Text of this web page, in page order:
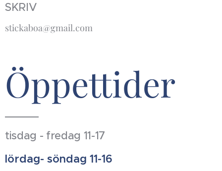
SKRIV
stickaboa@gmail.com
Öppettider
tisdag - fredag 11-17
lördag- söndag 11-16